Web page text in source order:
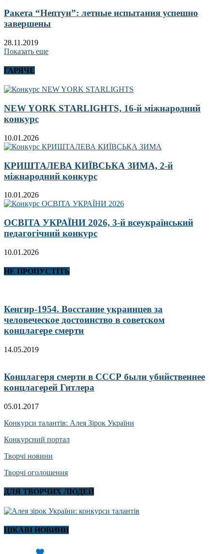
Ракета “Нептун”: летные испытания успешно
завершены
28.11.2019
Показать еще
ГАРЯЧЕ
NEW YORK STARLIGHTS, 16-й міжнародний
конкурс
10.01.2026
КРИШТАЛЕВА КИЇВСЬКА ЗИМА, 2-й
міжнародний конкурс
10.01.2026
ОСВІТА УКРАЇНИ 2026, 3-й всеукраїнський
педагогічний конкурс
10.01.2026
НЕ ПРОПУСТІТЬ
Кенгир-1954. Восстание украинцев за
человеческое достоинство в советском
концлагере смерти
14.05.2019
Концлагеря смерти в СССР были убийственнее
концлагерей Гитлера
05.01.2017
Конкурси талантів: Алея Зірок України
Конкурсний портал
Творчі новини
Творчі оголошення
ДЛЯ ТВОРЧИХ ЛЮДЕЙ
ЦІКАВІ НОВИНИ